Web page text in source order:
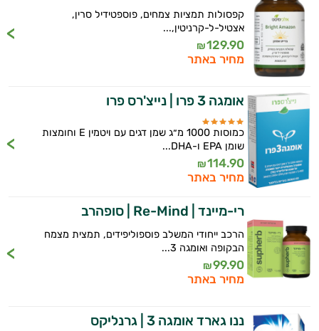
קפסולות תמציות צמחים, פוספטידיל סרין,
אצטיל-ל-קרניטין,...
129.90
₪
מחיר באתר
אומגה 3 פרו | נייצ'רס פרו
כמוסות 1000 מ״ג שמן דגים עם ויטמין E וחומצות
שומן EPA ו-DHA...
114.90
₪
מחיר באתר
רי-מיינד | Re-Mind | סופהרב
הרכב ייחודי המשלב פוספוליפידים, תמצית מצמח
הבקופה ואומגה 3...
99.90
₪
מחיר באתר
ננו גארד אומגה 3 | גרנליקס